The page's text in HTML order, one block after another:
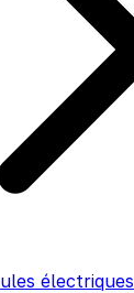
électriques